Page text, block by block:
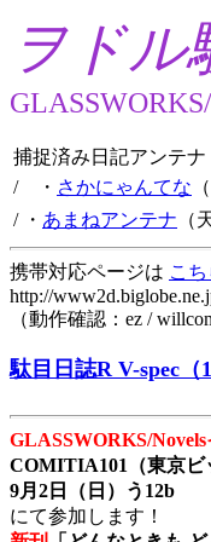
ヲドル
捕捉済み日記アンテナ
/ ・ さかにゃんてな
/ ・ あまねアンテナ （
携帯対応ページは こち
http://
（動作確認：ez /
駄目日誌R V-spec（
GLASSWORKS/
COMITIA101（東京ビ
9月2日（日）う12b
にて参加します！